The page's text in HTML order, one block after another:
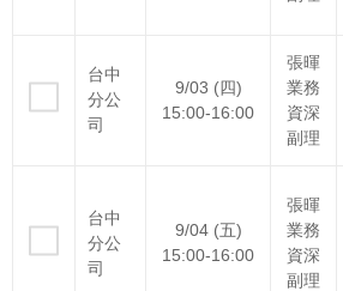
台中
分公
司
9/03 (四)
15:00-16:00
張暉
業務
資深
副理
台中
分公
司
9/04 (五)
15:00-16:00
張暉
業務
資深
副理